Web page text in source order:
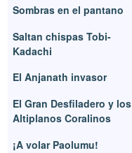
Sombras en el pantano
Saltan chispas Tobi-
Kadachi
El Anjanath invasor
El Gran Desfiladero y los
Altiplanos Coralinos
¡A volar Paolumu!